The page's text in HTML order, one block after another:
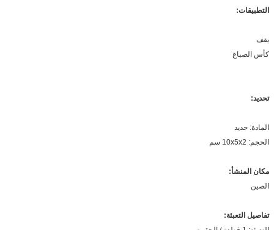
التطبيقات:
يقف
كأس الصباغ
تحديد:
المادة: حديد
الحجم: 10x5x2 سم
مكان المنشأ:
الصين
تفاصيل التعبئة: